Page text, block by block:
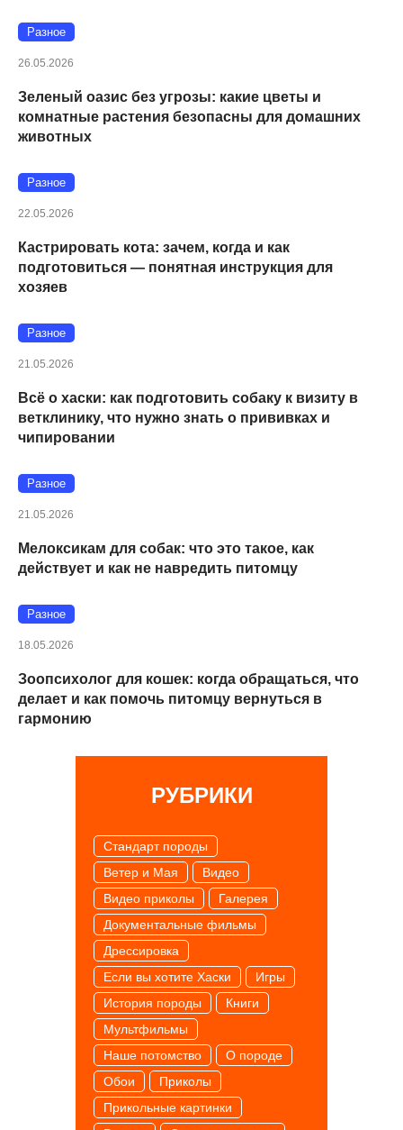
Разное
26.05.2026
Зеленый оазис без угрозы: какие цветы и
комнатные растения безопасны для домашних
животных
Разное
22.05.2026
Кастрировать кота: зачем, когда и как
подготовиться — понятная инструкция для
хозяев
Разное
21.05.2026
Всё о хаски: как подготовить собаку к визиту в
ветклинику, что нужно знать о прививках и
чипировании
Разное
21.05.2026
Мелоксикам для собак: что это такое, как
действует и как не навредить питомцу
Разное
18.05.2026
Зоопсихолог для кошек: когда обращаться, что
делает и как помочь питомцу вернуться в
гармонию
РУБРИКИ
Cтандарт породы
Ветер и Мая
Видео
Видео приколы
Галерея
Документальные фильмы
Дрессировка
Если вы хотите Хаски
Игры
История породы
Книги
Мультфильмы
Наше потомство
О породе
Обои
Приколы
Прикольные картинки